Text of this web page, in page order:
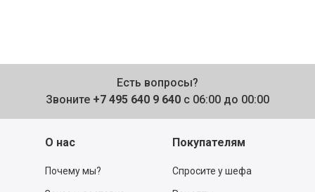
Есть вопросы?
Звоните +7 495 640 9 640 с 06:00 до 00:00
О нас
Почему мы?
Покупателям
Спросите у шефа